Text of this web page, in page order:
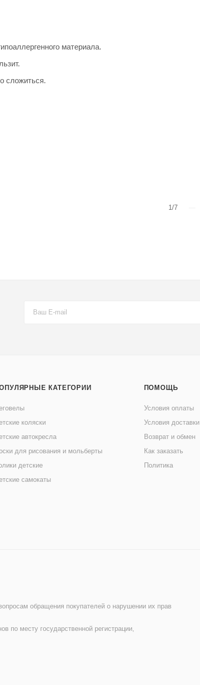
материала.
сложиться.
1/7
КАТЕГОРИИ
коляски
автокресла
для рисования и мольберты
детские
самокаты
ПОМОЩЬ
Условия оплаты
Условия доставки
Возврат и обмен
Как заказать
Политика
обращения покупателей о нарушении их прав
по месту государственной регистрации,